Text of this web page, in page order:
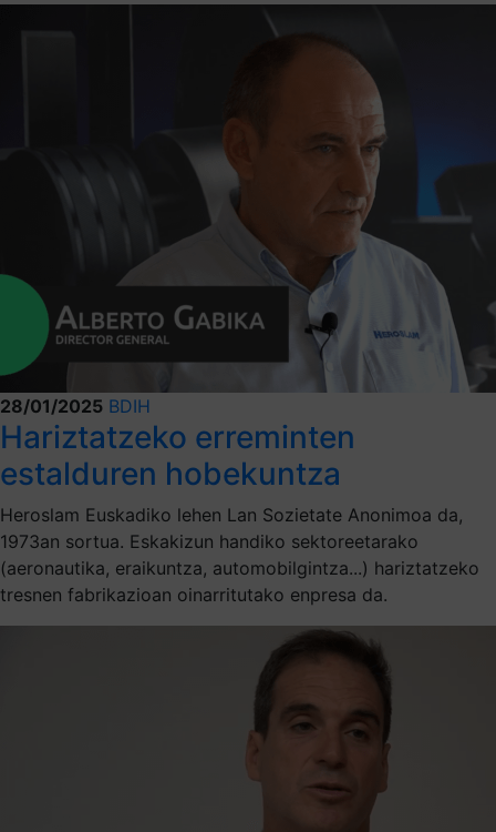
28/01/2025 BDIH
Hariztatzeko erreminten
estalduren hobekuntza
Heroslam Euskadiko lehen Lan Sozietate Anonimoa da,
1973an sortua. Eskakizun handiko sektoreetarako
(aeronautika, eraikuntza, automobilgintza...) hariztatzeko
tresnen fabrikazioan oinarritutako enpresa da.